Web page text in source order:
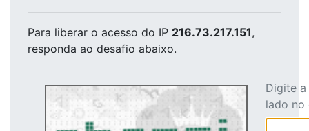
Para liberar o acesso do IP 216.73.217.151,
responda ao desafio abaixo.
Digite
lado no